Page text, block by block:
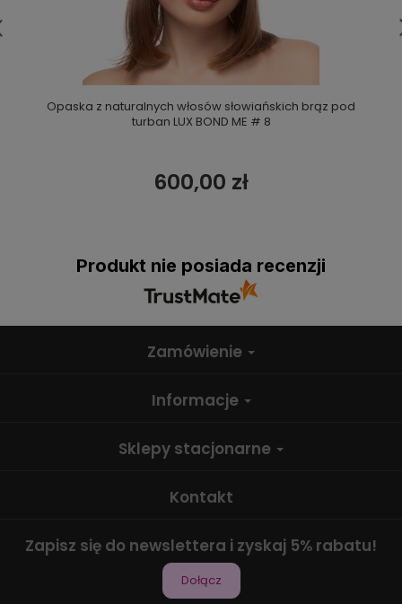
Opaska z naturalnych włosów słowiańskich brąz pod
turban LUX BOND ME # 8
600,00 zł
Produkt nie posiada recenzji
Zamówienie
Informacje
Sklepy stacjonarne
Kontakt
Zapisz się do newslettera i zyskaj 5% rabatu!
Dołącz